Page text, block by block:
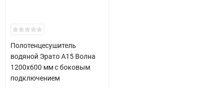
Полотенцесушитель
водяной Эрато А15 Волна
1200х600 мм с боковым
подключением